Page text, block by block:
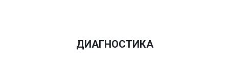
ДИАГНОСТИКА